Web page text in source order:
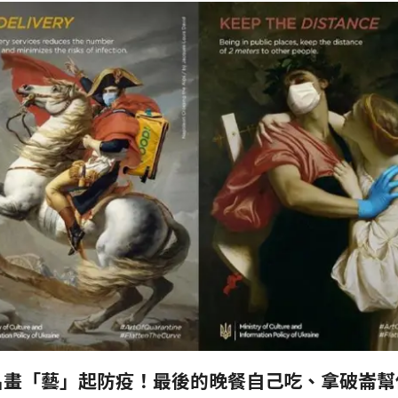
「藝」起防疫！最後的晚餐自己吃、拿破崙